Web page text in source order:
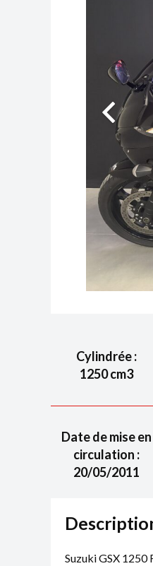
Cylindrée :
1250cm3
Date de mise en
circulation :
20/05/2011
Suzuki GSX 1250